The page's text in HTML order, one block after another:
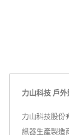
力山科技 戶
力山科技股份
訊器生產製造